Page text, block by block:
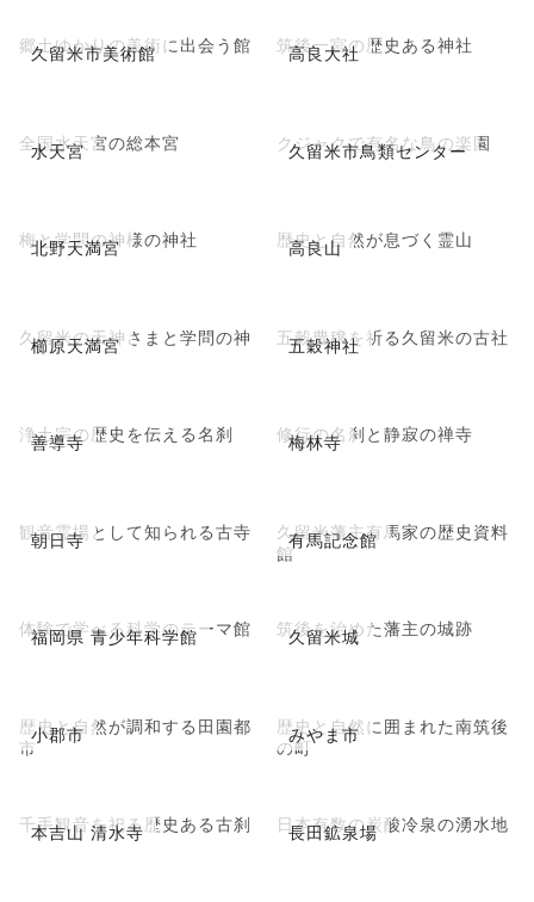
久留米市美術館
郷土ゆかりの美術に出会う館 高良大社
筑後一宮の歴史ある神社
水天宮
全国水天宮の総本宮 久留米市鳥類センター
クジャクで有名な鳥の楽園
北野天満宮
梅と学問の神様の神社 高良山
歴史と自然が息づく霊山
櫛原天満宮
久留米の天神さまと学問の神 五穀神社
五穀豊穣を祈る久留米の古社
善導寺
浄土宗の歴史を伝える名刹 梅林寺
修行の名刹と静寂の禅寺
朝日寺
観音霊場として知られる古寺 有馬記念館
久留米藩主有馬家の歴史資料
館
福岡県 青少年科学館
体験で学べる科学のテーマ館 久留米城
筑後を治めた藩主の城跡
小郡市
歴史と自然が調和する田園都
市
みやま市
歴史と自然に囲まれた南筑後
の町
本吉山 清水寺
千手観音を祀る歴史ある古刹 長田鉱泉場
日本有数の炭酸冷泉の湧水地